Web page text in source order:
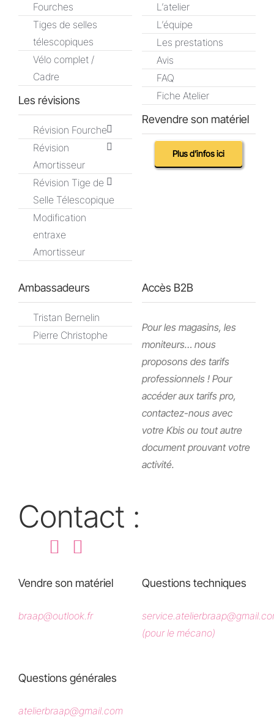
Fourches
Tiges de selles
télescopiques
Vélo complet /
Cadre
Les révisions
Révision Fourche
Révision
Amortisseur
Révision Tige de
Selle Télescopique
Modification
entraxe
Amortisseur
L’atelier
L’équipe
Les prestations
Avis
FAQ
Fiche Atelier
Revendre son matériel
Plus d’infos ici
Ambassadeurs
Tristan Bernelin
Pierre Christophe
Accès B2B
Pour les magasins, les
moniteurs… nous
proposons des tarifs
professionnels ! Pour
accéder aux tarifs pro,
contactez-nous avec
votre Kbis ou tout autre
document prouvant votre
activité.
Contact :
Vendre son matériel
braap@outlook.fr
Questions techniques
(pour le mécano)
Questions générales
atelierbraap@gmail.com